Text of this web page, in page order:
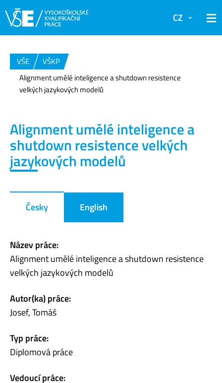
CZ
VŠE
VŠKP
Alignment umělé inteligence a shutdown resistence
velkých jazykových modelů
Alignment umělé inteligence a
shutdown resistence velkých
jazykových modelů
Česky English
Název práce:
Alignment umělé inteligence a shutdown resistence
velkých jazykových modelů
Autor(ka) práce:
Josef, Tomáš
Typ práce:
Diplomová práce
Vedoucí práce: